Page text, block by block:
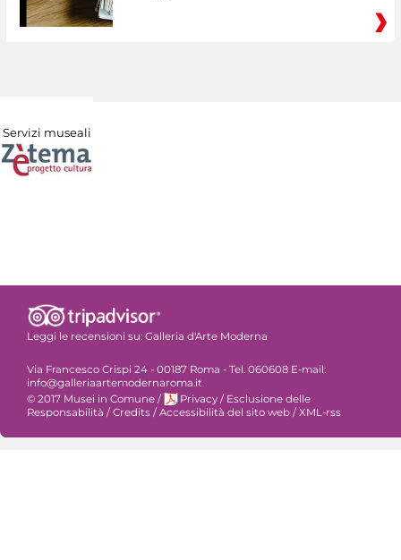
Servizi museali
Leggi le recensioni su: Galleria d'Arte Moderna
Via Francesco Crispi 24 - 00187 Roma - Tel. 060608 E-mail:
info@galleriaartemodernaroma.it
© 2017 Musei in Comune / Privacy / Esclusione delle
Responsabilità /Credits /Accessibilità del sito web /XML-rss